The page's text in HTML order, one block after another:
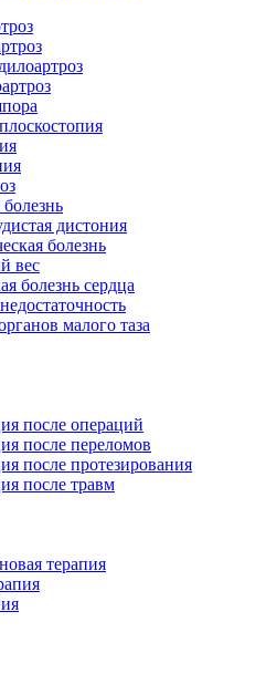
дистония
болезнь
вес
болезнь сердца
малого таза
после операций
после переломов
после протезирования
после травм
терапия